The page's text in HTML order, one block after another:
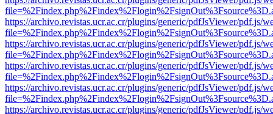
https://archivo.revistas.ucr.ac.cr/plugins/generic/pdfJsViewer/pdf.js/
https://archivo.revistas.ucr.ac.cr/plugins/generic/pdfJsViewer/pdf.js/
https://archivo.revistas.ucr.ac.cr/plugins/generic/pdfJsViewer/pdf.js/
https://archivo.revistas.ucr.ac.cr/plugins/generic/pdfJsViewer/pdf.js/
https://archivo.revistas.ucr.ac.cr/plugins/generic/pdfJsViewer/pdf.js/